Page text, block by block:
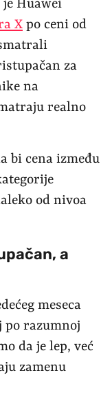
je Huawei
X po ceni od
za
na
realno
bi cena između
od nivoa
a
meseca
po razumnoj
da je lep, već
zamenu